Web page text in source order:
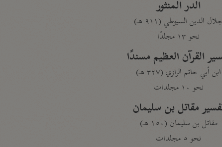
الدر المنثور
جلال الدين السيوطي (٩١١ هـ)
نحو ١٣ مجلدًا
القرآن العظيم مسندًا
ابن أبي حاتم الرازي (٣٢٧ هـ)
نحو ١٠ مجلدات
مقاتل بن سليمان
مقاتل بن سليمان (١٥٠ هـ)
نحو ٥ مجلدات